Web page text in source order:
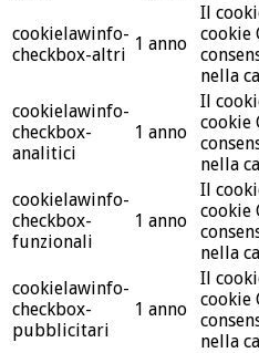
cookielawinfo-
checkbox-altri
1 anno
Il
cookie
nella
cookielawinfo-
checkbox-
analitici
1 anno
Il
cookie
nella
cookielawinfo-
checkbox-
funzionali
1 anno
Il
cookie
nella
cookielawinfo-
checkbox-
pubblicitari
1 anno
Il
cookie
nella